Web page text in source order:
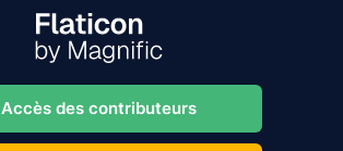
Accès des contributeurs